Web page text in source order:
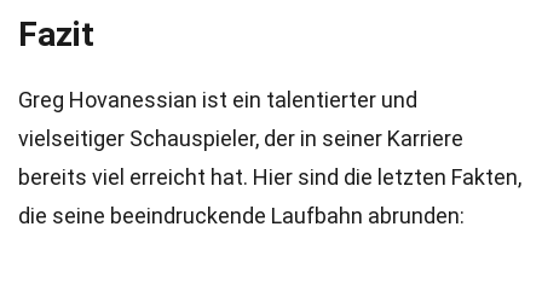
Fazit
Greg Hovanessian ist ein talentierter und
vielseitiger Schauspieler, der in seiner Karriere
bereits viel erreicht hat. Hier sind die letzten Fakten,
die seine beeindruckende Laufbahn abrunden: